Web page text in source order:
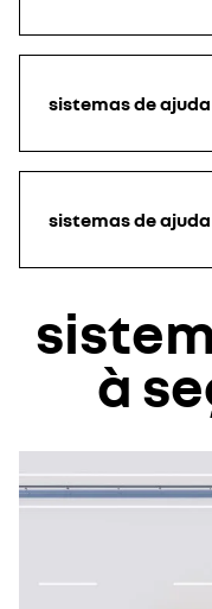
sistemas de
sistemas de
à